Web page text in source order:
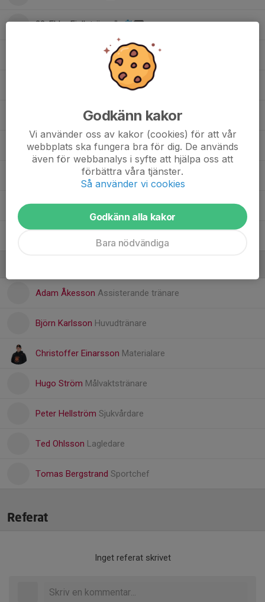
22. Ebbe Fjellström
22. Hampus Henriksson
26. Elias Wiberg
27. Kasper Hagberg
28. Adam Andersson
29. Caleb Eefting
Adam Åkesson Assisterande tränare
Björn Karlsson Huvudtränare
Christoffer Einarsson Materialare
Hugo Ström Målvaktstränare
Peter Hellström Sjukvårdare
Ted Ohlsson Lagledare
Tomas Bergstrand Sportchef
Referat
Inget referat skrivet
Godkänn kakor
Vi använder oss av kakor (cookies) för att vår
webbplats ska fungera bra för dig. De används
även för webbanalys i syfte att hjälpa oss att
förbättra våra tjänster.
Så använder vi cookies
Godkänn alla kakor
Bara nödvändiga